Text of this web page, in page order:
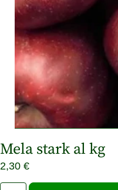
Mela stark al kg
2,30 €